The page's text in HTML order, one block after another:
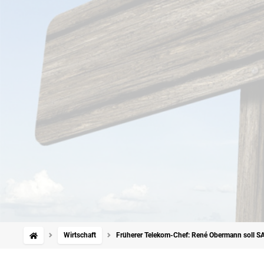
Wirtschaft Früherer Telekom-Chef: René Obermann soll